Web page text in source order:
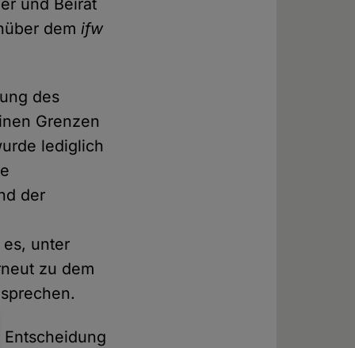
und Beirat
demifw
des
Grenzen
lediglich
der
unter
zu dem